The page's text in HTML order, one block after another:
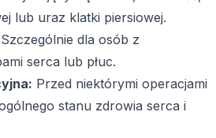
lub uraz klatki piersiowej.
Szczególnie dla osób z
serca lub płuc.
Przed niektórymi operacjami
stanu zdrowia serca i